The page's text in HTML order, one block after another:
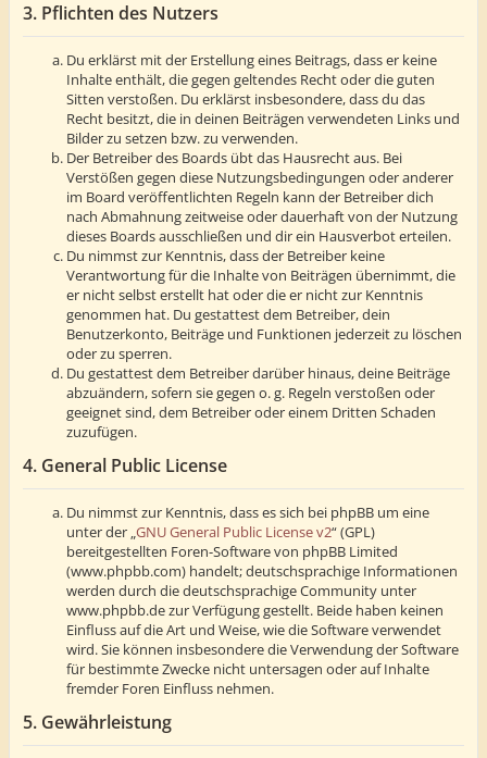
3. Pflichten des Nutzers
Du erklärst mit der Erstellung eines Beitrags, dass er keine
Inhalte enthält, die gegen geltendes Recht oder die guten
Sitten verstoßen. Du erklärst insbesondere, dass du das
Recht besitzt, die in deinen Beiträgen verwendeten Links und
Bilder zu setzen bzw. zu verwenden.
Der Betreiber des Boards übt das Hausrecht aus. Bei
Verstößen gegen diese Nutzungsbedingungen oder anderer
im Board veröffentlichten Regeln kann der Betreiber dich
nach Abmahnung zeitweise oder dauerhaft von der Nutzung
dieses Boards ausschließen und dir ein Hausverbot erteilen.
Du nimmst zur Kenntnis, dass der Betreiber keine
Verantwortung für die Inhalte von Beiträgen übernimmt, die
er nicht selbst erstellt hat oder die er nicht zur Kenntnis
genommen hat. Du gestattest dem Betreiber, dein
Benutzerkonto, Beiträge und Funktionen jederzeit zu löschen
oder zu sperren.
Du gestattest dem Betreiber darüber hinaus, deine Beiträge
abzuändern, sofern sie gegen o. g. Regeln verstoßen oder
geeignet sind, dem Betreiber oder einem Dritten Schaden
zuzufügen.
4. General Public License
Du nimmst zur Kenntnis, dass es sich bei phpBB um eine
unter der „GNU General Public License v2“ (GPL)
bereitgestellten Foren-Software von phpBB Limited
(www.phpbb.com) handelt; deutschsprachige Informationen
werden durch die deutschsprachige Community unter
www.phpbb.de zur Verfügung gestellt. Beide haben keinen
Einfluss auf die Art und Weise, wie die Software verwendet
wird. Sie können insbesondere die Verwendung der Software
für bestimmte Zwecke nicht untersagen oder auf Inhalte
fremder Foren Einfluss nehmen.
5. Gewährleistung